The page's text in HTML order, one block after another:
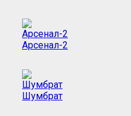
Арсенал-2
Шумбрат